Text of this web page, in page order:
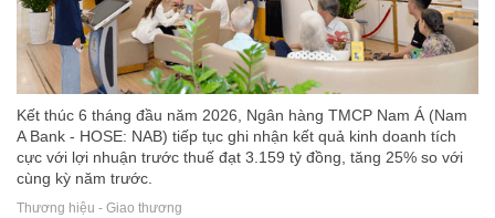
Kết thúc 6 tháng đầu năm 2026, Ngân hàng TMCP Nam Á (Nam
A Bank - HOSE: NAB) tiếp tục ghi nhận kết quả kinh doanh tích
cực với lợi nhuận trước thuế đạt 3.159 tỷ đồng, tăng 25% so với
cùng kỳ năm trước.
Thương hiệu - Giao thương